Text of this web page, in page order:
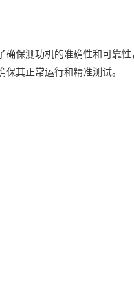
保测功机的准确性和可靠
其正常运行和精准测试。